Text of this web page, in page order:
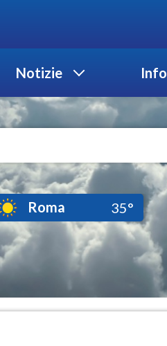
Notizie Info
Roma 35°